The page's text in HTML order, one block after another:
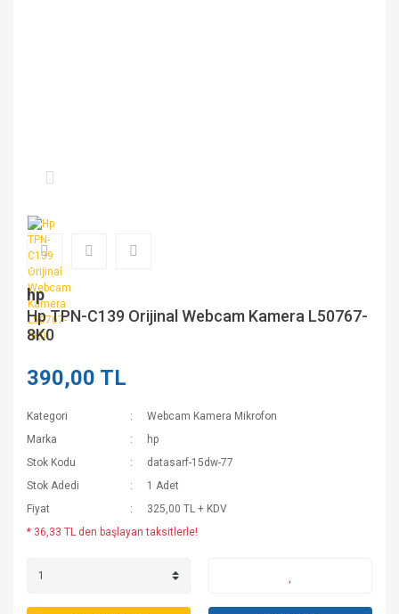
hp
Hp TPN-C139 Orijinal Webcam Kamera L50767-
8K0
390,00 TL
Kategori
Webcam Kamera Mikrofon
Marka
hp
Stok Kodu
datasarf-15dw-77
Stok Adedi
1 Adet
Fiyat
325,00 TL + KDV
* 36,33 TL den başlayan taksitlerle!